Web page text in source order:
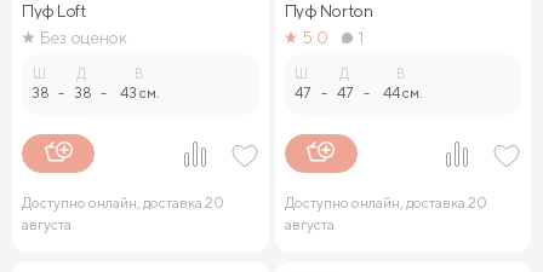
Пуф Loft
Без оценок
38 -
Д.
38 -
В.
43 см.
Доступно онлайн, доставка 20
августа
Пуф Norton
5.0
1
47 -
Д.
47 -
В.
44 см.
Доступно онлайн, доставка 20
августа